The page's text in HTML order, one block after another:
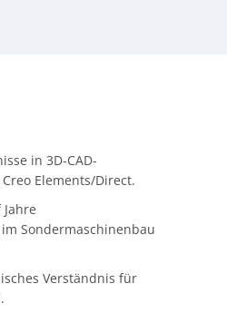
in 3D-CAD-
Elements/Direct.
Sondermaschinenbau
Verständnis für